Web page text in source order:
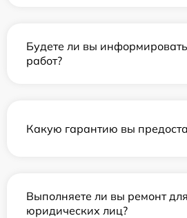
Будете ли вы
работ?
Какую гарантию вы
Выполняете ли вы ремонт для
юридических лиц?